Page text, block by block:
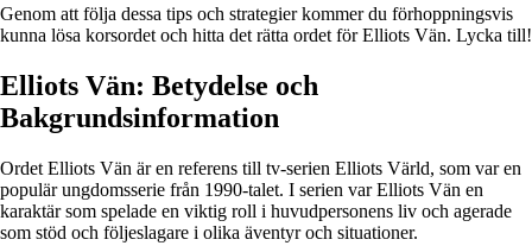
Genom att följa dessa tips och strategier kommer du förhoppningsvis
kunna lösa korsordet och hitta det rätta ordet för Elliots Vän. Lycka till!
Elliots Vän: Betydelse och
Bakgrundsinformation
Ordet Elliots Vän är en referens till tv-serien Elliots Värld, som var en
populär ungdomsserie från 1990-talet. I serien var Elliots Vän en
karaktär som spelade en viktig roll i huvudpersonens liv och agerade
som stöd och följeslagare i olika äventyr och situationer.